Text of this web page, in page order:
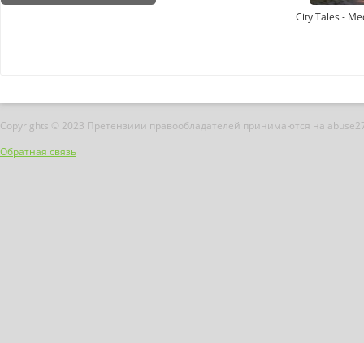
City Tales -
Copyrights © 2023 Претензиии правообладателей принимаются на
Обратная связь